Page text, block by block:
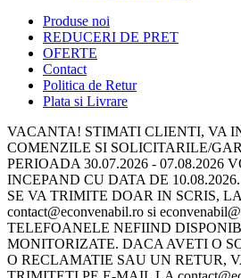
Produse noi
REDUCERI DE PRET
OFERTE
Contact
Politica de Retur
Plata si Livrare
VACANTA! STIMATI CLIENTI, VA
COMENZILE SI SOLICITARILE/
PERIOADA 30.07.2026 - 07.08.2026
INCEPAND CU DATA DE
SE VA TRIMITE DOAR IN SCRIS,
contact@econvenabil.ro si
TELEFOANELE NEFIIND
MONITORIZATE. DACA AVETI O
O RECLAMATIE SAU UN RETUR,